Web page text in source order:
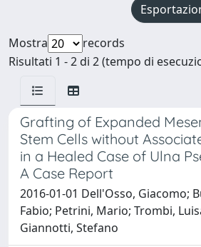
Mostra
records
Risultati 1 - 2 di 2 (tempo di
Grafting of Expanded
Stem Cells without
in a Healed Case of Ulna
A Case Report
2016-01-01 Dell'Osso, Giacomo;
Fabio; Petrini, Mario; Trombi,
Giannotti, Stefano